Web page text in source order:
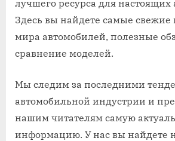
лучшего ресурса для настоящих
Здесь вы найдете самые свежие
мира автомобилей, полезные
сравнение моделей.
Мы следим за последними
автомобильной индустрии и
нашим читателям самую
информацию. У нас вы найдете